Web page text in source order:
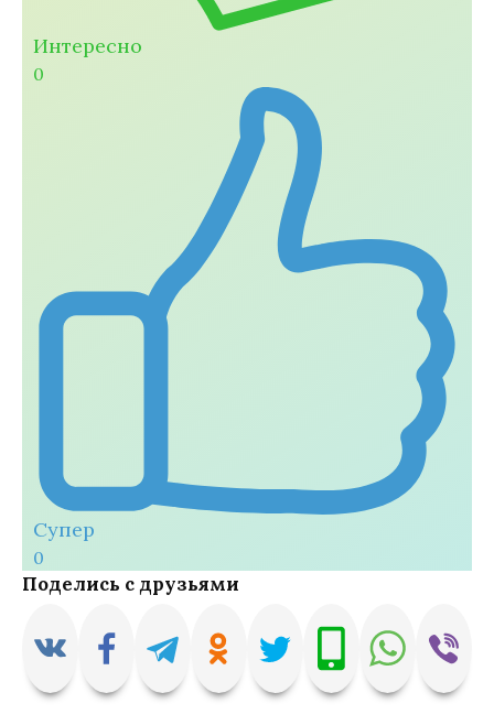
Интересно
0
Супер
0
Поделись с друзьями